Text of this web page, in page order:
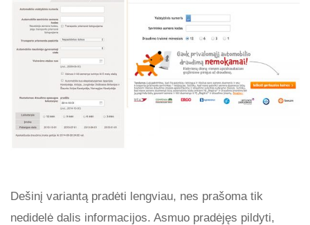
Dešinį variantą pradėti lengviau, nes prašoma tik
nedidelė dalis informacijos. Asmuo pradėjęs pildyti,